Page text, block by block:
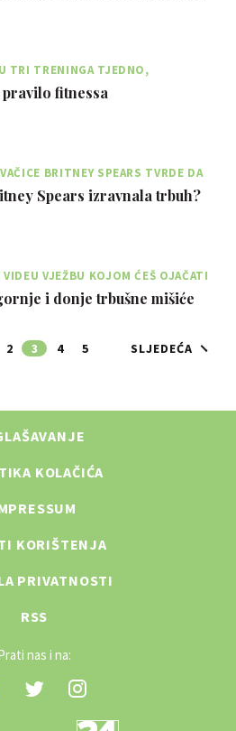
TRI TRENINGA TJEDNO,
TAKO DA JE IZMEĐU SVAKOG DAN
fitnessa
BRITNEY SPEARS TVRDE DA
ČUDA ZA TRBUH
Spears izravnala trbuh?
VJEŽBU KOJOM ĆEŠ OJAČATI
i donje trbušne mišiće
2 3 4 5 SLJEDEĆA
KOLAČIĆA
KORIŠTENJA
PRIVATNOSTI
RSS
nas i na: